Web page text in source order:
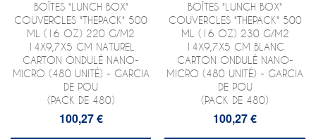
BOÎTES "LUNCH BOX"
COUVERCLES "THEPACK" 500
ML (16 OZ) 220 G/M2
14X9,7X5 CM NATUREL
CARTON ONDULÉ NANO-
MICRO (480 UNITÉ) - GARCIA
DE POU
(PACK DE 480)
100,27 €
BOÎTES "LUNCH BOX"
COUVERCLES "THEPACK" 500
ML (16 OZ) 230 G/M2
14X9,7X5 CM BLANC
CARTON ONDULÉ NANO-
MICRO (480 UNITÉ) - GARCIA
DE POU
(PACK DE 480)
100,27 €